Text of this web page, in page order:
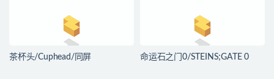
茶杯头/Cuphead/同屏 命运石之门0/STEINS;GATE 0